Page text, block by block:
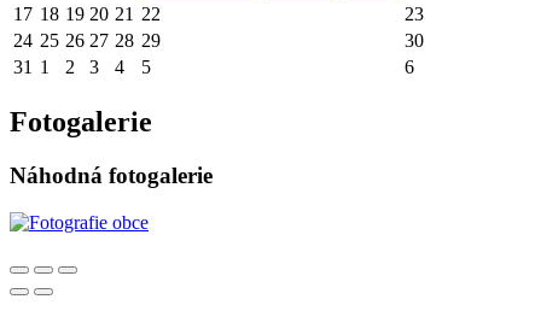
17 18 19 20 21 22
23
24 25 26 27 28 29
30
31 1 2 3 4 5 6
Fotogalerie
Náhodná fotogalerie